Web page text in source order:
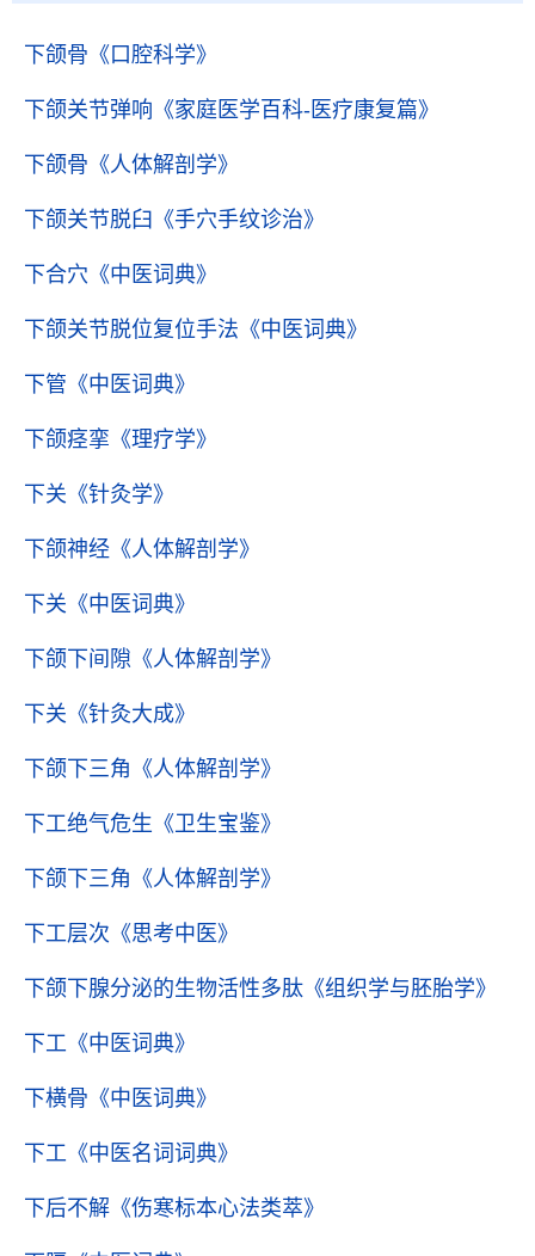
下颌骨 《口腔科学》
下颌关节弹响 《家庭医学百科-医疗康复篇》
下颌骨 《人体解剖学》
下颌关节脱臼 《手穴手纹诊治》
下合穴 《中医词典》
下颌关节脱位复位手法 《中医词典》
下管 《中医词典》
下颌痉挛 《理疗学》
下关 《针灸学》
下颌神经 《人体解剖学》
下关 《中医词典》
下颌下间隙 《人体解剖学》
下关 《针灸大成》
下颌下三角 《人体解剖学》
下工绝气危生 《卫生宝鉴》
下颌下三角 《人体解剖学》
下工层次 《思考中医》
下颌下腺分泌的生物活性多肽 《组织学与胚胎学》
下工 《中医词典》
下横骨 《中医词典》
下工 《中医名词词典》
下后不解 《伤寒标本心法类萃》